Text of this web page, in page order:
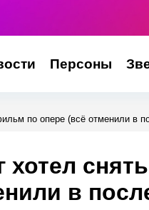
Персоны
по опере (всё отменили в
хотел
в